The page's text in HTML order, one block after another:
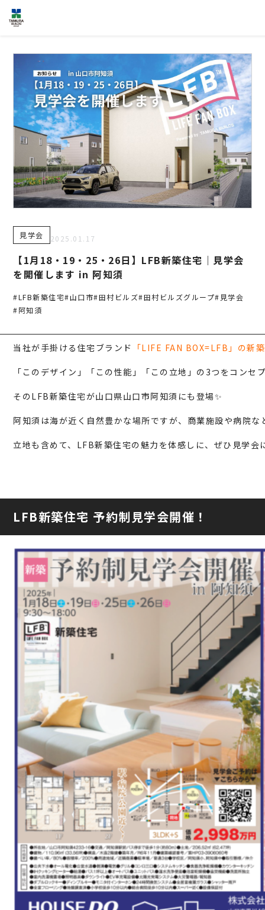
NEWS
IR情報
TOPICS
個人情報保護方針
反社会的勢力に対する基本方針
カスタマーハラスメントに対する基本方針
お問い合わせ
専用請求書
事業案内
建築・不動産事業
見学会 2025.01.17
【1月18・19・25・26日】LFB新築住宅｜見学会
を開催します in 阿知須
#LFB新築住宅#山口市#田村ビルズ#田村ビルズグループ#見学会
#阿知須
当社が手掛ける住宅ブランド 「LIFE FAN BOX=LFB」の新
「このデザイン」「この性能」「この立地」の3つをコン
そのLFB新築住宅が山口県山口市阿知須にも登場✨
阿知須は海が近く自然豊かな場所ですが、商業施設や病院
立地も含めて、LFB新築住宅の魅力を体感しに、ぜひ見学会
LFB新築住宅 予約制見学会開催！